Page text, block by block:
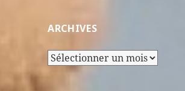
ARCHIVES
Archives